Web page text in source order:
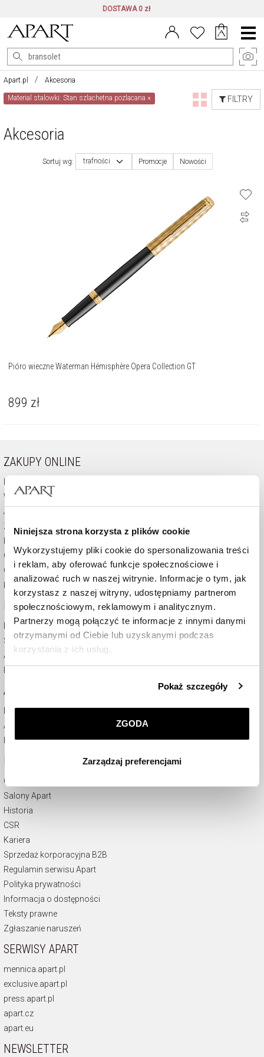
Niniejsza strona korzysta z plików cookie
Wykorzystujemy pliki cookie do spersonalizowania treści
i reklam, aby oferować funkcje społecznościowe i
analizować ruch w naszej witrynie. Informacje o tym, jak
korzystasz z naszej witryny, udostępniamy partnerom
społecznościowym, reklamowym i analitycznym.
Partnerzy mogą połączyć te informacje z innymi danymi
otrzymanymi od Ciebie lub uzyskanymi podczas
korzystania z ich usług.
przez nas plików cookie znajdziesz wPolityce
prywatności.
korzystamy. Możesz również wybrać jaki rodzaj plików
Zarządzaj preferencjami
dokonać zmiany wybranych przez Ciebie plików cookie.
Pokaż szczegóły
ZGODA
Zarządzaj preferencjami
DOSTAWA 0 zł
Menu
główne
Apart.pl Akcesoria
FILTRY
Material stalowki: Stan szlachetna pozlacana×
Akcesoria
Sortuj wg: trafności Promocje Nowości
Pióro wieczne Waterman Hémisphère Opera Collection GT
899 zł
ZAKUPY ONLINE
Pomoc - częste pytania
Wysyłka i płatność
Jak kupować
Zwrot
Regulamin
Certyfikaty
Odstąpienie od umowy
Kontakt
KARTY PODARUNKOWE
Kup kartę podarunkową
Sprawdź saldo i termin ważności
Aktywuj kartę
Regulamin
APART DIAMOND CLUB
Dołącz do ADC przez WWW
Aplikacja ADC
Regulamin ADC
FIRMA
O nas
Salony Apart
Historia
CSR
Kariera
Sprzedaż korporacyjna B2B
Regulamin serwisu Apart
Polityka prywatności
Informacja o dostępności
Teksty prawne
Zgłaszanie naruszeń
SERWISY APART
mennica.apart.pl
exclusive.apart.pl
press.apart.pl
apart.cz
apart.eu
NEWSLETTER